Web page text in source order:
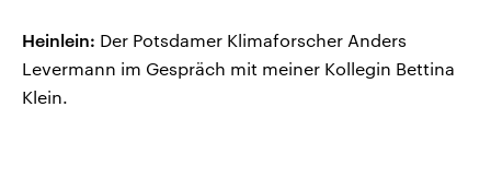
Heinlein: Der Potsdamer Klimaforscher Anders
Levermann im Gespräch mit meiner Kollegin Bettina
Klein.